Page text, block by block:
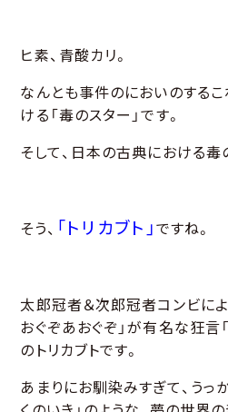
ヒ素、青酸カリ。
なんとも事件のにおいのする
ける「毒のスター」です。
そして、日本の古典における毒
そう、 「トリカブト」 ですね。
太郎冠者＆次郎冠者コンビによ
おぐぞあおぐぞ」が有名な狂言
のトリカブトです。
あまりにお馴染みすぎて、うっ